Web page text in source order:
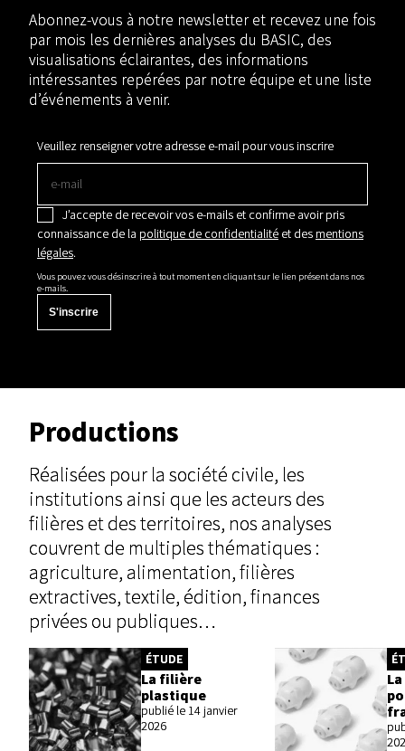
Abonnez-vous à notre newsletter et recevez une fois
par mois les dernières analyses du BASIC, des
visualisations éclairantes, des informations
intéressantes repérées par notre équipe et une liste
d’événements à venir.
Veuillez renseigner votre adresse e-mail pour vous inscrire
J’accepte de recevoir vos e-mails et confirme avoir pris
connaissance de la politique de confidentialité et des mentions
légales.
Vous pouvez vous désinscrire à tout moment en cliquant sur le lien présent dans nos
e-mails.
S'inscrire
Productions
Réalisées pour la société civile, les
institutions ainsi que les acteurs des
filières et des territoires, nos analyses
couvrent de multiples thématiques :
agriculture, alimentation, filières
extractives, textile, édition, finances
privées ou publiques…
ÉTUDE
La filière
plastique
publié le 14 janvier
2026